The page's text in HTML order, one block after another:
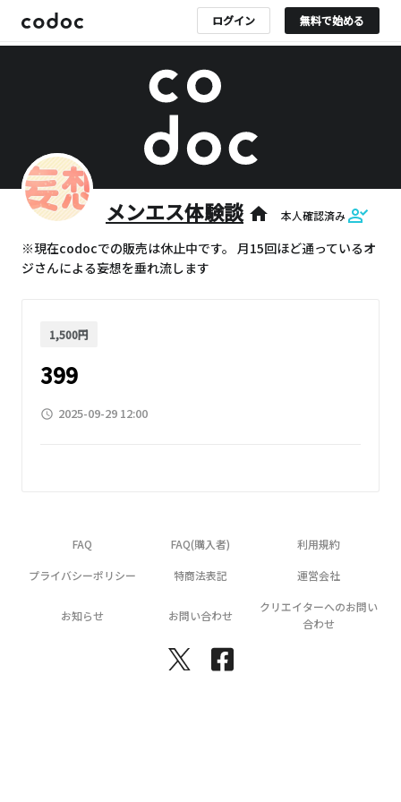
ログイン 無料で始める
メンエス体験談 home 本人確認済み
※現在codocでの販売は休止中です。 月15回ほど通っているオ
ジさんによる妄想を垂れ流します
1,500円
399
access_time 2025-09-29 12:00
FAQ FAQ(購入者) 利用規約
プライバシーポリシー 特商法表記 運営会社
お知らせ お問い合わせ
クリエイターへのお問い
合わせ